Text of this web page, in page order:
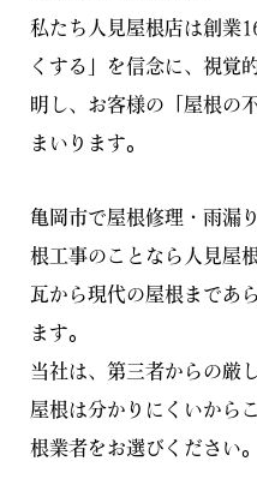
私たち人見屋根店は創業
くする」を信念に、視覚
明し、お客様の「屋根の
まいります。
亀岡市で屋根修理・雨漏
根工事のことなら人見屋
瓦から現代の屋根まであ
ます。
当社は、第三者からの厳
屋根は分かりにくいから
根業者をお選びください。